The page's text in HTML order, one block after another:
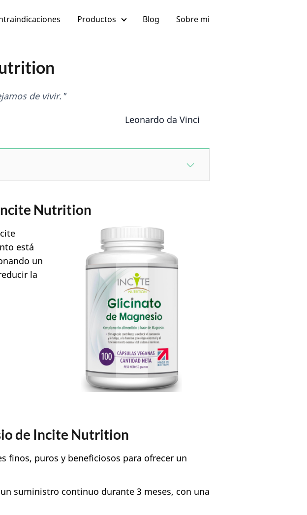
Productos Blog Sobre mi
Leonardo da Vinci
de vivir."
Nutrition
está
un
la
de Incite Nutrition
finos, puros y beneficiosos para ofrecer un
suministro continuo durante 3 meses, con una